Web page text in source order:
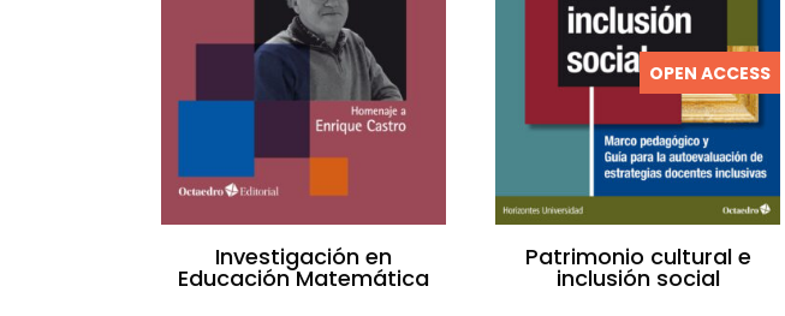
Investigación en
Educación Matemática
OPEN ACCESS
Patrimonio cultural e
inclusión social